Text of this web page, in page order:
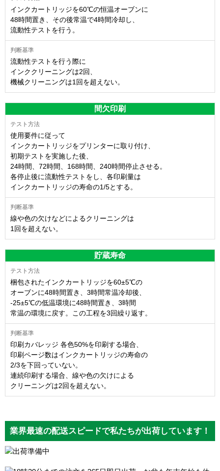
インクカートリッジを60℃の恒温オーブンに
48時間置き、その後常温で4時間冷却し、
流動性テストを行う。
流動性テストを行う際に
インククリーニングは2回、
機械クリーニングは1回を超えない。
間欠印刷
使用要件に従って
インクカートリッジをプリンターに取り付け、
初期テストを実施した後、
24時間、72時間、168時間、240時間停止させる。
各停止後に流動性テストをし、各印刷量は
インクカートリッジの寿命の1/5とする。
線や色の欠けなどによるクリーニングは
1回を超えない。
貯蔵寿命
梱包されたインクカートリッジを60±5℃の
オーブンに48時間置き、3時間常温冷却後、
-25±5℃の低温環境に48時間置き、3時間
常温の環境に戻す。この工程を3回繰り返す。
印刷カバレッジ 各色50%を印刷する場合、
印刷ページ数はインクカートリッジの寿命の
2/3を下回っていない。
連続印刷する場合、線や色の欠けによる
クリーニングは2回を超えない。
業界最速の配送スピードで私たちが出荷しています！